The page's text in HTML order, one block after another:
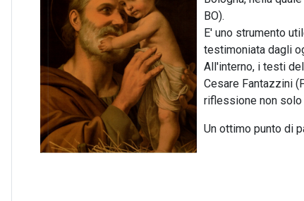
BO).
E' uno strumento
testimoniata dagli
All'interno, i testi
Cesare Fantazzini
riflessione non
Un ottimo punto di